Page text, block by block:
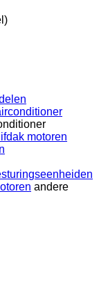
motoren
andere